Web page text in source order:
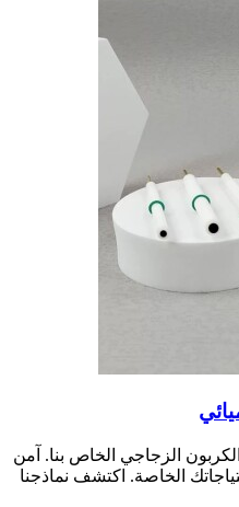
الزجاجي الخاص بنا. آمن
الخاصة. اكتشف نماذجنا